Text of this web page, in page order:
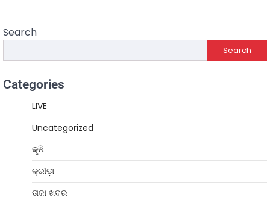
Search
Search
Categories
LIVE
Uncategorized
କୃଷି
କ୍ରୀଡ଼ା
ତାଜା ଖବର